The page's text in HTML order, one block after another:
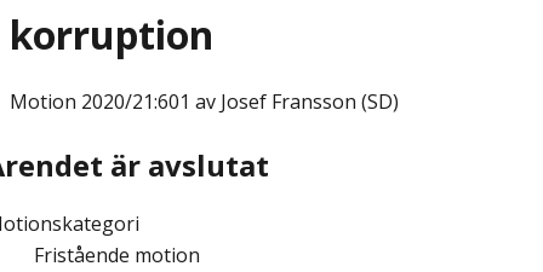
korruption
Motion 2020/21:601 av Josef Fransson (SD)
är avslutat
Fristående motion